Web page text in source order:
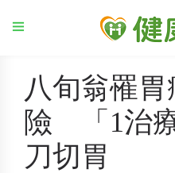
八旬翁罹
險 「1治
刀切胃